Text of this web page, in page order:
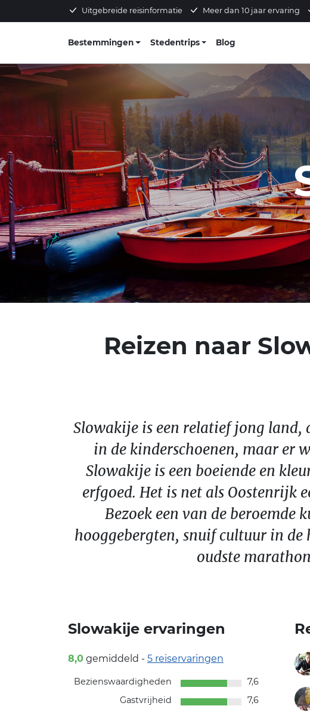
Uitgebreide reisinformatie Meer dan 10 jaar ervaring
Bestemmingen Stedentrips Blog
Reizen naar
Slowakije is een relatief jong land,
in de kinderschoenen, maar er
Slowakije is een boeiende en
erfgoed. Het is net als Oostenrijk
Bezoek een van de
hooggebergten, snuif cultuur in de
oudste
Slowakije ervaringen
8,0 gemiddeld - 5 reiservaringen
Bezienswaardigheden
7,6
Gastvrijheid
7,6